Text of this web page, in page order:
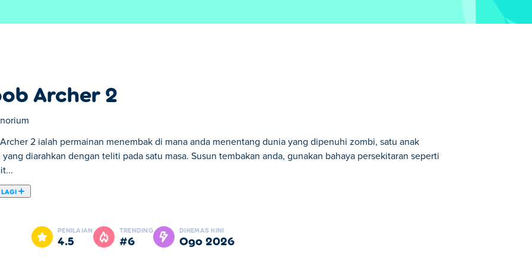
Archer 2
2 ialah permainan menembak di mana anda menentang dunia yang dipenuhi zombi, satu anak
yang diarahkan dengan teliti pada satu masa. Susun tembakan anda, gunakan bahaya persekitaran seperti
di mana anda menentang dunia yang dipenuhi zombi, satu anak panah yang diarahkan dengan teliti pada
anak panah yang lebih sedikit daripada musuh dalam beberapa tahap, setiap tembakan perlu dikira —
Bolehkah anda memanah melalui semuanya?
PENILAIAN
4.5
TRENDING
#6
DIKEMAS KINI
Ogo 2026